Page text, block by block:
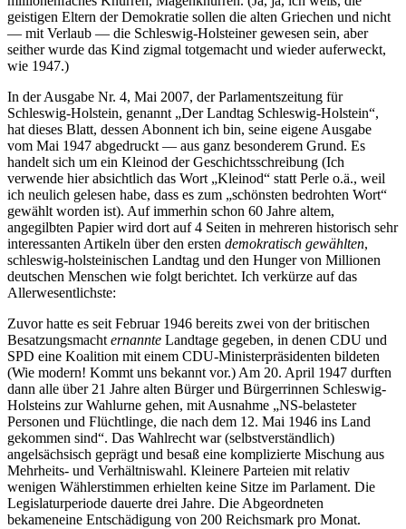
geistigen Eltern der Demokratie sollen die alten Griechen und nicht
— mit Verlaub — die Schleswig-Holsteiner gewesen sein, aber
seither wurde das Kind zigmal totgemacht und wieder auferweckt,
wie 1947.)
In der Ausgabe Nr. 4, Mai 2007, der Parlamentszeitung für
Schleswig-Holstein, genannt
Der Landtag Schleswig-Holstein ,
hat dieses Blatt, dessen Abonnent ich bin, seine eigene Ausgabe
vom Mai 1947 abgedruckt — aus ganz besonderem Grund. Es
handelt sich um ein Kleinod der Geschichtsschreibung (Ich
verwende hier absichtlich das Wort
Kleinod
statt Perle o.ä., weil
ich neulich gelesen habe, dass es zum
schönsten bedrohten Wort
gewählt worden ist). Auf immerhin schon 60 Jahre altem,
angegilbten Papier wird dort auf 4 Seiten in mehreren historisch sehr
interessanten Artikeln über den ersten demokratisch gewählten,
schleswig-holsteinischen Landtag und den Hunger von Millionen
deutschen Menschen wie folgt berichtet. Ich verkürze auf das
Allerwesentlichste:
Zuvor hatte es seit Februar 1946 bereits zwei von der britischen
Besatzungsmacht ernannte Landtage gegeben, in denen CDU und
SPD eine Koalition mit einem CDU-Ministerpräsidenten bildeten
(Wie modern! Kommt uns bekannt vor.) Am 20. April 1947 durften
dann alle über 21 Jahre alten Bürger und Bürgerrinnen Schleswig-
Holsteins zur Wahlurne gehen, mit Ausnahme
NS-belasteter
Personen und Flüchtlinge, die nach dem 12. Mai 1946 ins Land
gekommen sind . Das Wahlrecht war (selbstverständlich)
angelsächsisch geprägt und besaß eine komplizierte Mischung aus
Mehrheits- und Verhältniswahl. Kleinere Parteien mit relativ
wenigen Wählerstimmen erhielten keine Sitze im Parlament. Die
Legislaturperiode dauerte drei Jahre. Die Abgeordneten
bekameneine Entschädigung von 200 Reichsmark pro Monat.